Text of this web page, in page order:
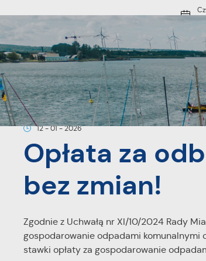
Strona główna Aktualności Opłata za
12 - 01 - 2026
Opłata za
bez zmian!
Zgodnie z Uchwałą nr XI/10/2024 Rady
gospodarowanie odpadami
stawki opłaty za gospodarowanie